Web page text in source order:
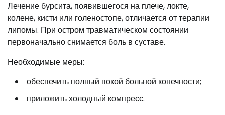
Лечение бурсита, появившегося на плече, локте,
колене, кисти или голеностопе, отличается от терапии
липомы. При остром травматическом состоянии
первоначально снимается боль в суставе.
Необходимые меры:
обеспечить полный покой больной конечности;
приложить холодный компресс.